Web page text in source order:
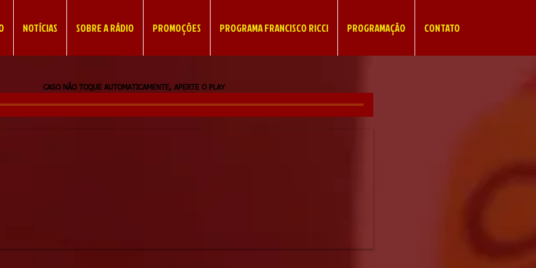
NOTÍCIAS SOBRE A RÁDIO PROMOÇÕES PROGRAMA FRANCISCO RICCI PROGRAMAÇÃO CONTATO
CASO NÃO TOQUE AUTOMATICAMENTE, APERTE O PLAY